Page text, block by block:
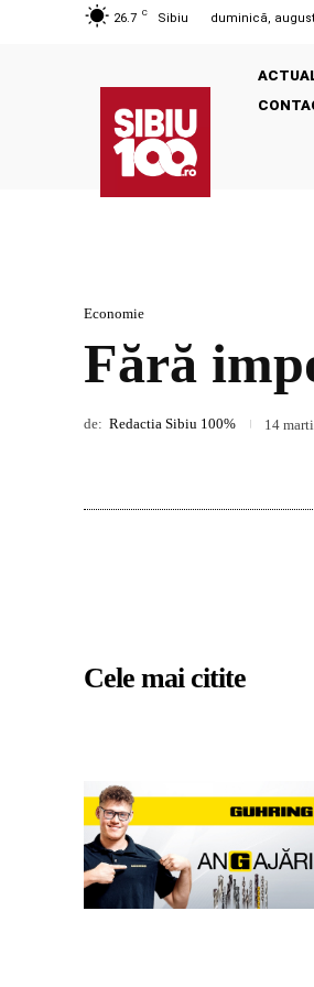
26.7 C Sibiu duminică, august
Economie
Fără
de: Redactia Sibiu 100% 14
Cele mai citite